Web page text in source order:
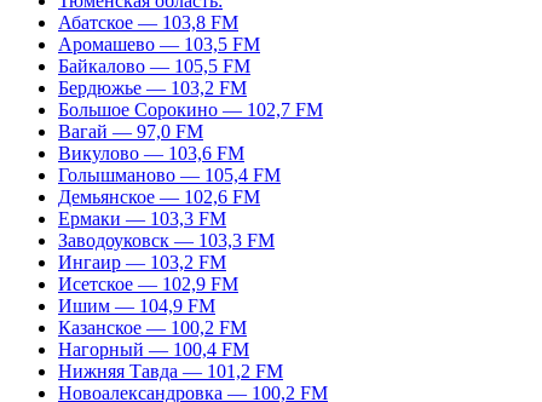
Абатское — 103,8 FM
Аромашево — 103,5 FM
Байкалово — 105,5 FM
Бердюжье — 103,2 FM
Большое Сорокино — 102,7 FM
Вагай — 97,0 FM
Викулово — 103,6 FM
Голышманово — 105,4 FM
Демьянское — 102,6 FM
Ермаки — 103,3 FM
Заводоуковск — 103,3 FM
Ингаир — 103,2 FM
Исетское — 102,9 FM
Ишим — 104,9 FM
Казанское — 100,2 FM
Нагорный — 100,4 FM
Нижняя Тавда — 101,2 FM
Новоалександровка — 100,2 FM